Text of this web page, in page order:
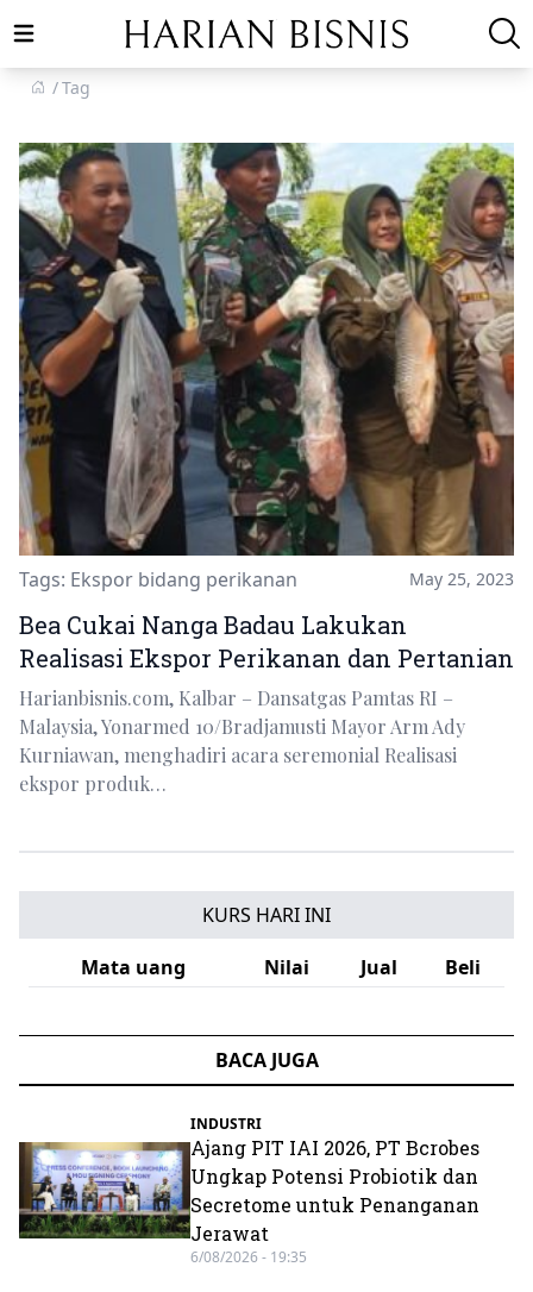
Open main menu
Tag
Tags: Ekspor bidang perikanan May 25, 2023
Bea Cukai Nanga Badau Lakukan
Realisasi Ekspor Perikanan dan Pertanian
Harianbisnis.com, Kalbar – Dansatgas Pamtas RI –
Malaysia, Yonarmed 10/Bradjamusti Mayor Arm Ady
Kurniawan, menghadiri acara seremonial Realisasi
ekspor produk…
KURS HARI INI
Mata uang
Nilai Jual Beli
BACA JUGA
INDUSTRI
Ajang PIT IAI 2026, PT Bcrobes
Ungkap Potensi Probiotik dan
Secretome untuk Penanganan
Jerawat
6/08/2026 - 19:35